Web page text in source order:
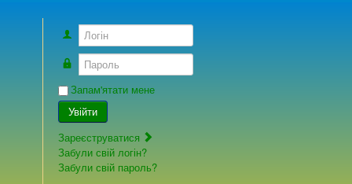
Логін
Пароль
Запам'ятати мене
Увійти
Зареєструватися
Забули свій логін?
Забули свій пароль?